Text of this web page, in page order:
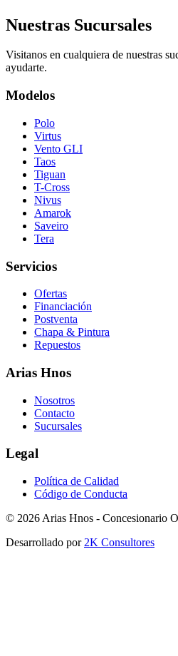
Nuestras Sucursales
Visitanos en cualquiera de nuestras
ayudarte.
Modelos
Polo
Virtus
Vento GLI
Taos
Tiguan
T-Cross
Nivus
Amarok
Saveiro
Tera
Servicios
Ofertas
Financiación
Postventa
Chapa & Pintura
Repuestos
Arias Hnos
Nosotros
Contacto
Sucursales
Legal
Política de Calidad
Código de Conducta
© 2026 Arias Hnos - Concesionario
Desarrollado por 2K Consultores